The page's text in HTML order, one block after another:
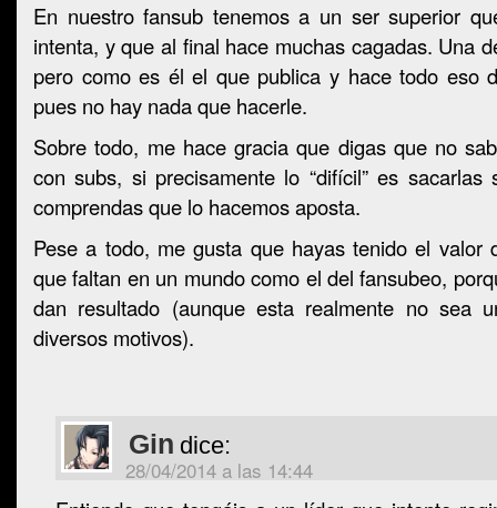
En nuestro fansub tenemos a un ser superior
intenta, y que al final hace muchas cagadas. Una
pero como es él el que publica y hace todo eso
pues no hay nada que hacerle.
Sobre todo, me hace gracia que digas que no
con subs, si precisamente lo “difícil” es sacarlas
comprendas que lo hacemos aposta.
Pese a todo, me gusta que hayas tenido el valor
que faltan en un mundo como el del fansubeo,
dan resultado (aunque esta realmente no sea
diversos motivos).
Gin dice:
28/04/2014 a las 14:44